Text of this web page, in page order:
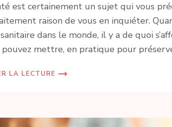
est certainement un sujet qui vous
raison de vous en inquiéter.
dans le monde, il y a de quoi
pouvez mettre, en pratique pour
LA LECTURE